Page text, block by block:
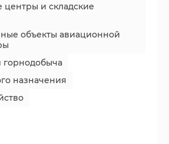
центры и складские
объекты авиационной
горнодобыча
назначения